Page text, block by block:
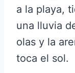
a la playa,
una lluvia
olas y la
toca el sol.